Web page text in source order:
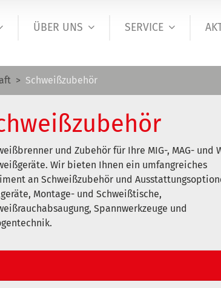
ÜBER UNS SERVICE
Schweißzubehör
und Zubehör für Ihre MIG-, MAG- und
Wir bieten Ihnen ein umfangreiches
an Schweißzubehör und
Montage- und Schweißtische,
Spannwerkzeuge und